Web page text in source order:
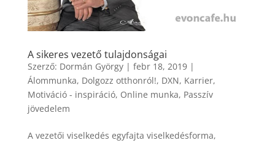
A sikeres vezető tulajdonságai
Szerző: Dormán György| febr 18, 2019|
Álommunka, Dolgozz otthonról!, DXN, Karrier,
Motiváció - inspiráció, Online munka, Passzív
jövedelem
A vezetői viselkedés egyfajta viselkedésforma,